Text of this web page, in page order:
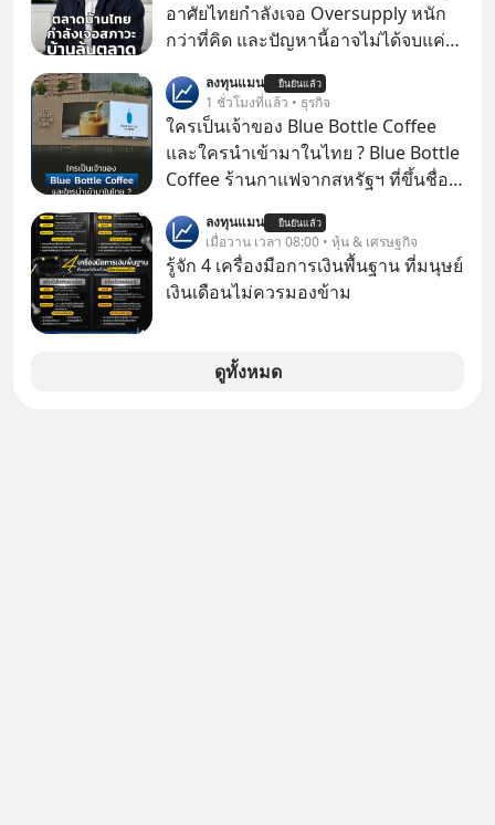
อาศัยไทยกำลังเจอ Oversupply หนัก
กว่าที่คิด และปัญหานี้อาจไม่ได้จบแค่
ล้นตลาด #เศรษฐกิจไทย #EICAround
#SCBThailand สามารถดูคลิปที่
youtube ประกอบได้ที่ link :
https://youtube.com/shorts/-
ลงทุนแมน ยืนยันแล้ว
1 ชั่วโมงที่แล้ว • ธุรกิจ
ใครเป็นเจ้าของ Blue Bottle Coffee
และใครนำเข้ามาในไทย ? Blue Bottle
Coffee ร้านกาแฟจากสหรัฐฯ ที่ขึ้นชื่อ
แรกในประเทศไทย ที่ Central Park
ลงทุนแมน ยืนยันแล้ว
เมื่อวาน เวลา 08:00 • หุ้น & เศรษฐกิจ
รู้จัก 4 เครื่องมือการเงินพื้นฐาน ที่มนุษย์
เงินเดือนไม่ควรมองข้าม
ดูทั้งหมด